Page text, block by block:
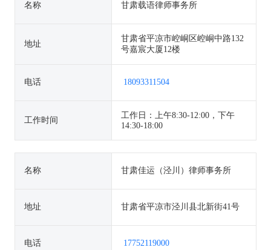
名称 甘肃载语律师事务所
地址
甘肃省平凉市崆峒区崆峒中路132
号嘉宸大厦12楼
电话 18093311504
工作时间
工作日：上午8:30-12:00，下午
14:30-18:00
名称 甘肃佳运（泾川）律师事务所
地址 甘肃省平凉市泾川县北新街41号
电话 17752119000